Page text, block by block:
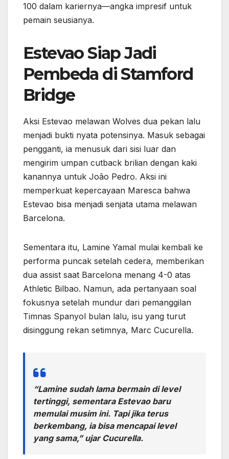
100 dalam kariernya—angka impresif untuk
pemain seusianya.
Estevao Siap Jadi
Pembeda di Stamford
Bridge
Aksi Estevao melawan Wolves dua pekan lalu
menjadi bukti nyata potensinya. Masuk sebagai
pengganti, ia menusuk dari sisi luar dan
mengirim umpan cutback brilian dengan kaki
kanannya untuk João Pedro. Aksi ini
memperkuat kepercayaan Maresca bahwa
Estevao bisa menjadi senjata utama melawan
Barcelona.
Sementara itu, Lamine Yamal mulai kembali ke
performa puncak setelah cedera, memberikan
dua assist saat Barcelona menang 4-0 atas
Athletic Bilbao. Namun, ada pertanyaan soal
fokusnya setelah mundur dari pemanggilan
Timnas Spanyol bulan lalu, isu yang turut
disinggung rekan setimnya, Marc Cucurella.
“Lamine sudah lama bermain di level
tertinggi, sementara Estevao baru
memulai musim ini. Tapi jika terus
berkembang, ia bisa mencapai level
yang sama,” ujar Cucurella.